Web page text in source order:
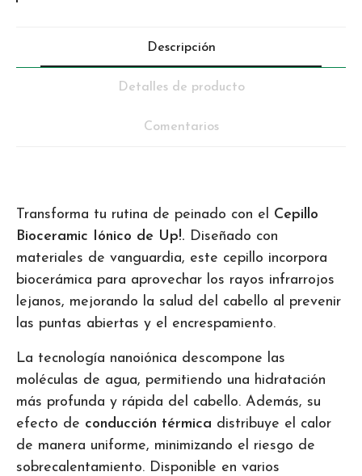
Descripción
Detalles de producto
Comentarios
Transforma tu rutina de peinado con el Cepillo
Bioceramic Iónico de Up!. Diseñado con
materiales de vanguardia, este cepillo incorpora
biocerámica para aprovechar los rayos infrarrojos
lejanos, mejorando la salud del cabello al prevenir
las puntas abiertas y el encrespamiento.
La tecnología nanoiónica descompone las
moléculas de agua, permitiendo una hidratación
más profunda y rápida del cabello. Además, su
efecto de conducción térmica distribuye el calor
de manera uniforme, minimizando el riesgo de
sobrecalentamiento. Disponible en varios